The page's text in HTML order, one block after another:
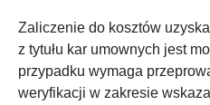
Zaliczenie do kosztów
z tytułu kar umownych jest
przypadku wymaga
weryfikacji w zakresie